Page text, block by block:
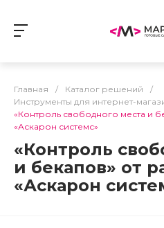
Главная / Каталог решений
/
Инструменты для интернет-
«Контроль свободного места и
«Аскарон системс»
«Контроль
и бекапов» от
«Аскарон